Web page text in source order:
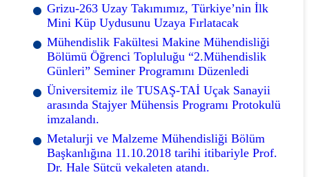
Grizu-263 Uzay Takımımız, Türkiye’nin İlk
Mini Küp Uydusunu Uzaya Fırlatacak
Mühendislik Fakültesi Makine Mühendisliği
Bölümü Öğrenci Topluluğu “2.Mühendislik
Günleri” Seminer Programını Düzenledi
Üniversitemiz ile TUSAŞ-TAİ Uçak Sanayii
arasında Stajyer Mühensis Programı Protokulü
imzalandı.
Metalurji ve Malzeme Mühendisliği Bölüm
Başkanlığına 11.10.2018 tarihi itibariyle Prof.
Dr. Hale Sütcü vekaleten atandı.